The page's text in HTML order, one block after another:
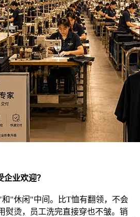
业欢迎？
"休闲"中间。比T恤有翻领，不会
熨烫，员工洗完直接穿也不皱。销